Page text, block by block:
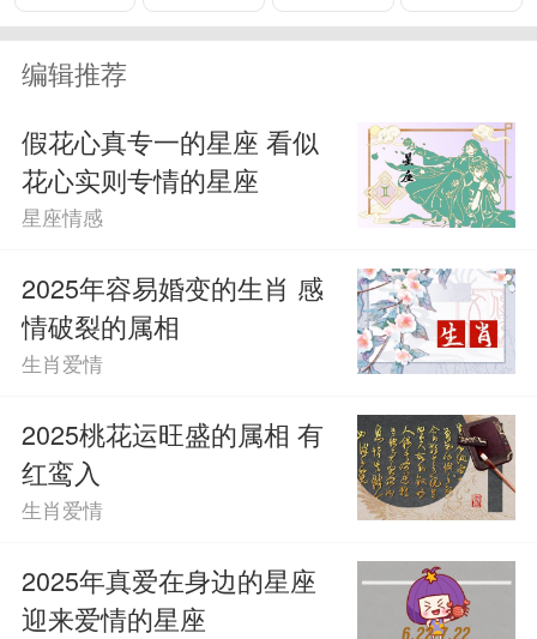
编辑推荐
假花心真专一的星座 看似
花心实则专情的星座
星座情感
2025年容易婚变的生肖 感
情破裂的属相
生肖爱情
2025桃花运旺盛的属相 有
红鸾入
生肖爱情
2025年真爱在身边的星座
迎来爱情的星座